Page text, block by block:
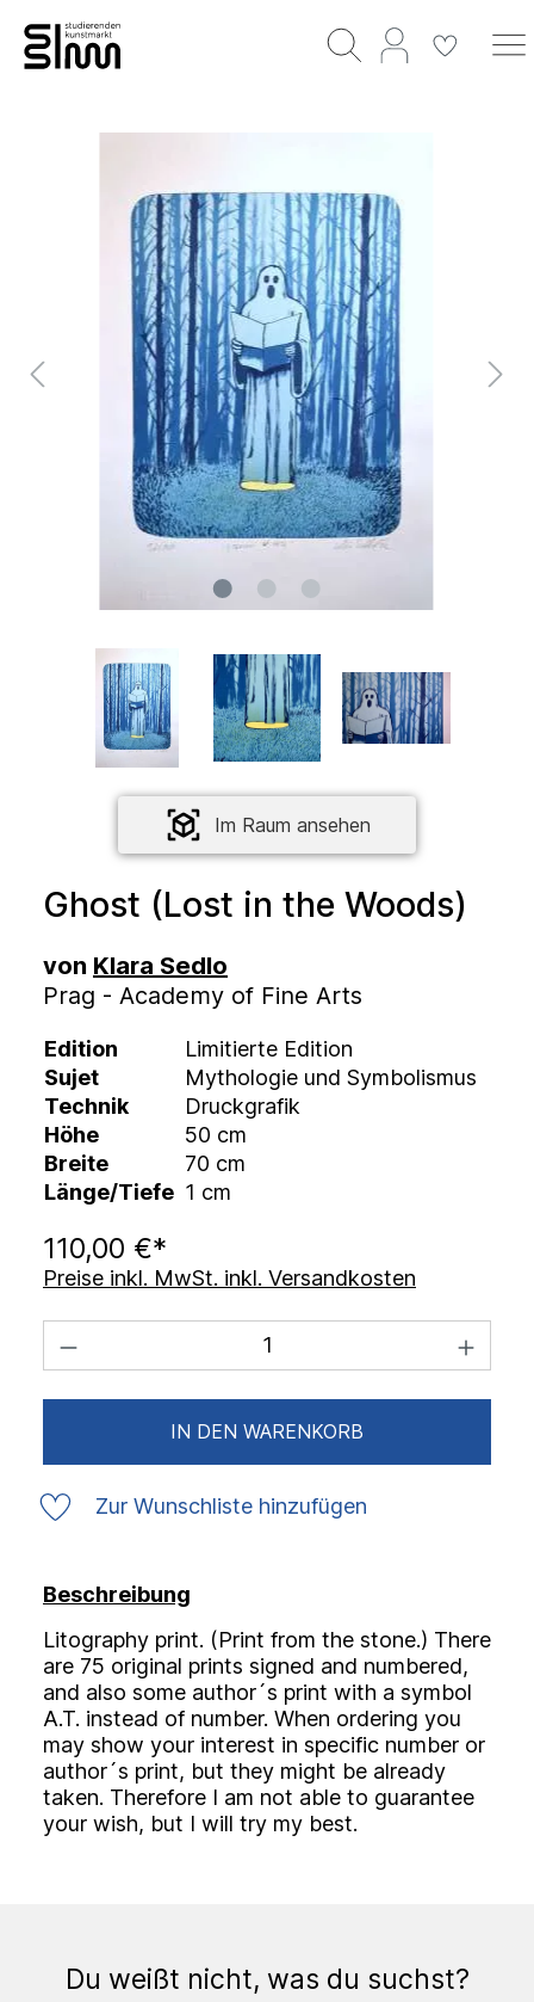
Im Raum ansehen
Ghost (Lost in the Woods)
von Klara Sedlo
Prag - Academy of Fine Arts
Edition
Limitierte Edition
Sujet
Mythologie und Symbolismus
Technik
Druckgrafik
Höhe
50 cm
Breite
70 cm
Länge/Tiefe 1 cm
110,00 €*
Preise inkl. MwSt. inkl. Versandkosten
IN DEN WARENKORB
Zur Wunschliste hinzufügen
Beschreibung
Litography print. (Print from the stone.) There
are 75 original prints signed and numbered,
and also some author´s print with a symbol
A.T. instead of number. When ordering you
may show your interest in specific number or
author´s print, but they might be already
taken. Therefore I am not able to guarantee
your wish, but I will try my best.
Du weißt nicht, was du suchst?